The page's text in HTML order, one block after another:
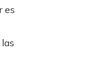
es